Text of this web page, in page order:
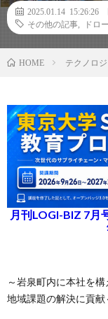
2025.01.14 15:26:26
その他の記事
ドロ
HOME テクノロ
月刊LOGI-BIZ 7月
～岩泉町内に本社を
地域課題の解決に貢献